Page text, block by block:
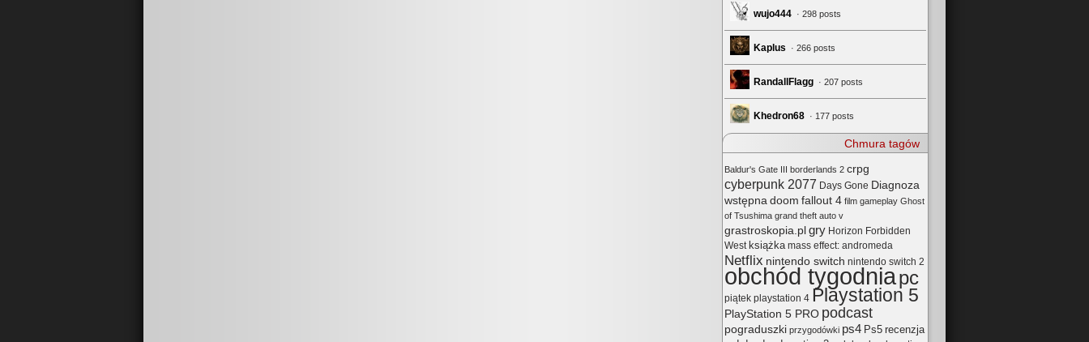
wujo444 · 298 posts
Kaplus · 266 posts
RandallFlagg · 207 posts
Khedron68 · 177 posts
Chmura tagów
Baldur's Gate III borderlands 2 crpg
cyberpunk 2077 Days Gone Diagnoza
wstępnadoom fallout 4 film gameplay Ghost
of Tsushima grand theft auto v
grastroskopia.pl gry Horizon Forbidden
West książka mass effect: andromeda
Netflix nintendo switch nintendo switch 2
obchód tygodniapc
piątek playstation 4 Playstation 5
PlayStation 5 PRO podcast
pograduszki przygodówki ps4 Ps5 recenzja